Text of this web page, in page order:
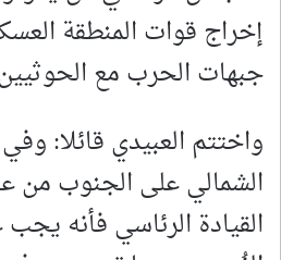
إخراج قوات المنطقة
جبهات الحرب مع
واختتم العبيدي قائلا:
الشمالي على الجنوب
القيادة الرئاسي فأنه